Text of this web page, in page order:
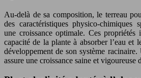
Au-delà de sa composition, le terreau
des caractéristiques physico-chimiques
une croissance optimale. Ces propriétés
capacité de la plante à absorber l’eau et
développement de son système
assure une croissance saine et vigoureuse